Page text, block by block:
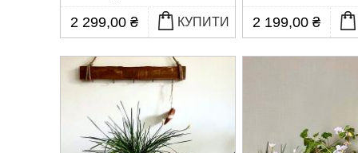
2 299,00 ₴
КУПИТИ
2 199,00 ₴